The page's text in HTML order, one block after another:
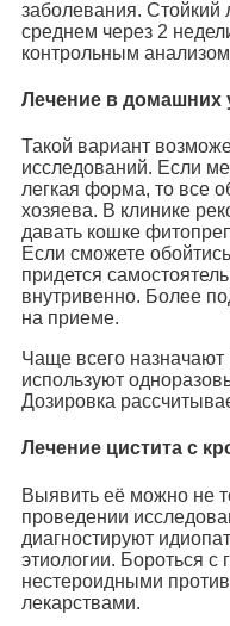
заболевания. Стойкий
среднем через 2
контрольным
Лечение в домашних
Такой вариант
исследований. Если
легкая форма, то все
хозяева. В клинике
давать кошке
Если сможете
придется
внутривенно. Более
на приеме.
Чаще всего
используют
Дозировка
Лечение цистита с
Выявить её можно не
проведении
диагностируют
этиологии. Бороться с
нестероидными
лекарствами.